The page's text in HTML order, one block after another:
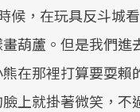
候，在玩具反斗城
葫蘆。但是我們
在那裡打算要耍
臉上就掛著微笑，